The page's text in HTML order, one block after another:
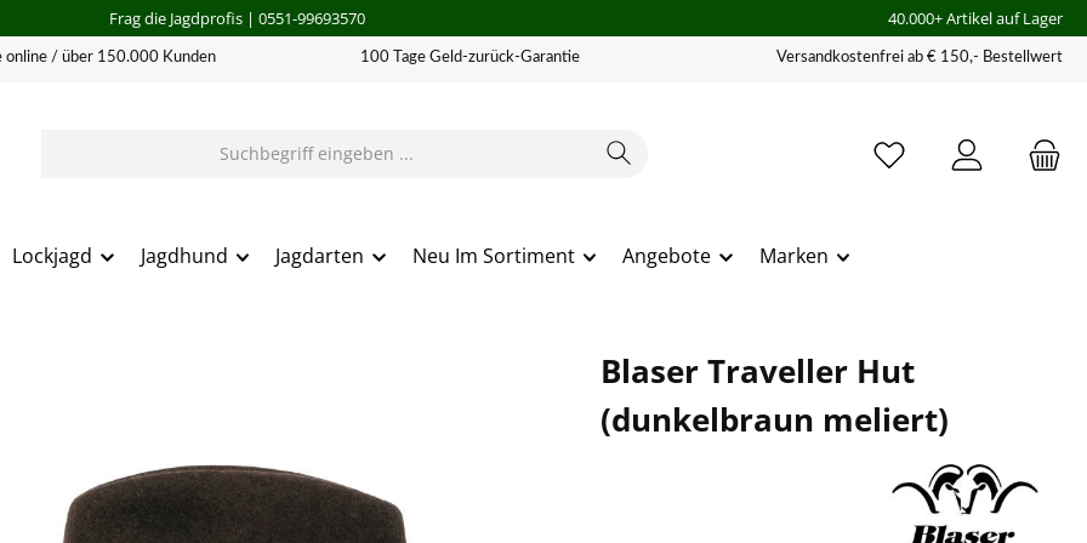
Frag die Jagdprofis| 0551-99693570 40.000+ Artikel auf Lager
online / über 150.000 Kunden 100 Tage Geld-zurück-Garantie Versandkostenfrei ab € 150,- Bestellwert
Lockjagd Jagdhund Jagdarten Neu Im Sortiment Angebote Marken
Blaser Traveller Hut
(dunkelbraun meliert)